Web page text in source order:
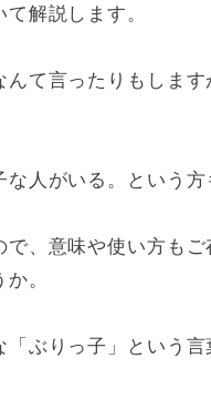
解説します。
て言ったりもしま
な人がいる。という
で、意味や使い方も
。
「ぶりっ子」という